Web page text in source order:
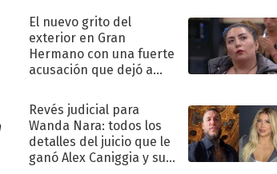
El nuevo grito del
exterior en Gran
Hermano con una fuerte
acusación que dejó a
"Traidora"
Revés judicial para
Wanda Nara: todos los
detalles del juicio que le
ganó Alex Caniggia y sus